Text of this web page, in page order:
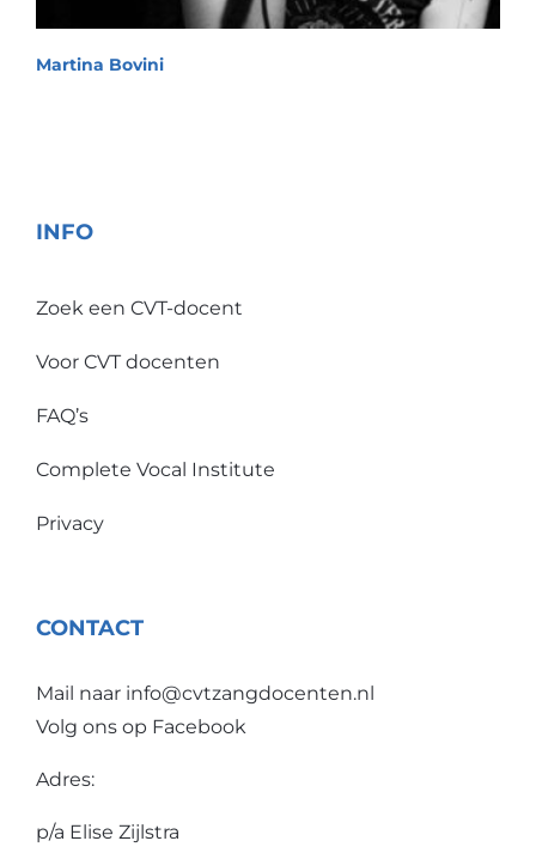
Martina Bovini
INFO
Zoek een CVT-docent
Voor CVT docenten
FAQ’s
Complete Vocal Institute
Privacy
CONTACT
Mail naar info@cvtzangdocenten.nl
Volg ons op Facebook
Adres:
p/a Elise Zijlstra